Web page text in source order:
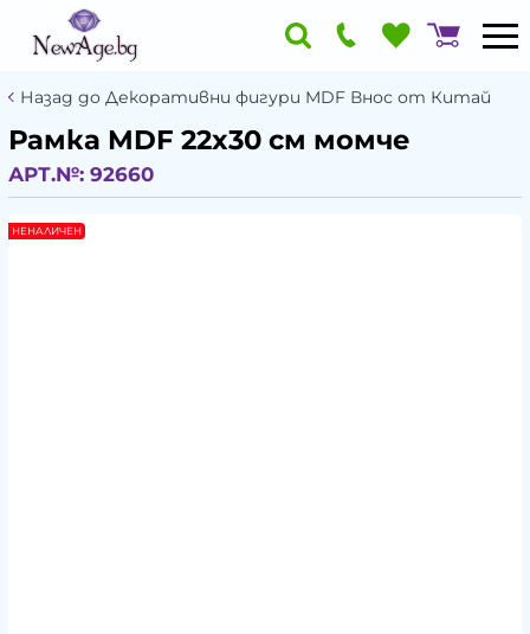
Назад до Декоративни фигури MDF Внос от Китай
Рамка MDF 22x30 см момче
АРТ.№: 92660
НЕНАЛИЧЕН